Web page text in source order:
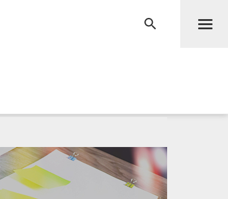
RECHERCHE